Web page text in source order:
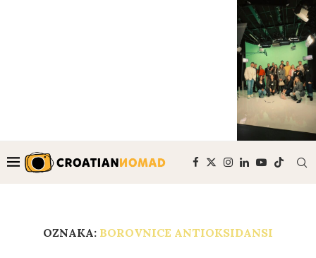
OZNAKA: BOROVNICE ANTIOKSIDANSI